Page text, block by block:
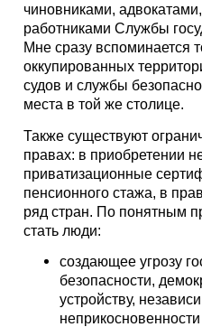
чиновниками,
работниками Службы
Мне сразу вспоминается
оккупированных
судов и службы
места в той же столице.
Также существуют
правах: в приобретении
приватизационные
пенсионного стажа, в
ряд стран. По понятным
стать люди:
создающее угрозу
безопасности,
устройству,